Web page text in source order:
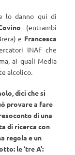
lo danno qui di
(entrambi
e Francesca
INAF che
ai quali Media
alcolico.
dici che si
provare a fare
di una
di ricerca con
regola e un
le ‘tre A’: